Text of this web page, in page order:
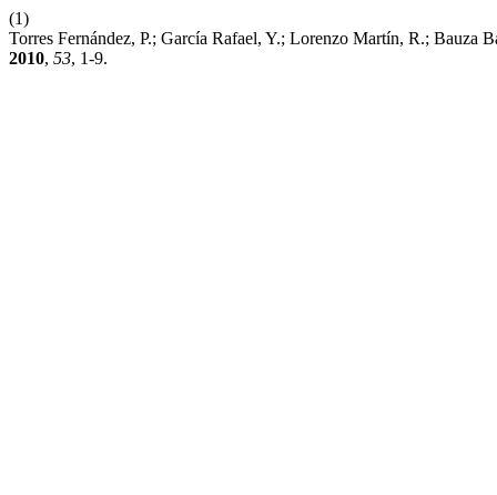
(1)
Torres Fernández, P.; García Rafael, Y.; Lorenzo Martín, R.;
2010, 53, 1-9.